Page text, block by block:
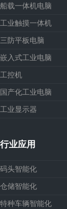
船载一体机电脑
工业触摸一体机
三防平板电脑
嵌入式工业电脑
工控机
国产化工业电脑
工业显示器
行业应用
码头智能化
仓储智能化
特种车辆智能化